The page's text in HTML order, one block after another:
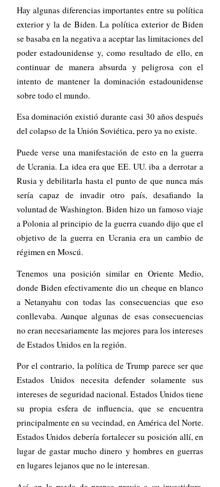
Hay algunas diferencias importantes entre su política
exterior y la de Biden. La política exterior de Biden
se basaba en la negativa a aceptar las limitaciones del
poder estadounidense y, como resultado de ello, en
continuar de manera absurda y peligrosa con el
intento de mantener la dominación estadounidense
sobre todo el mundo.
Esa dominación existió durante casi 30 años después
del colapso de la Unión Soviética, pero ya no existe.
Puede verse una manifestación de esto en la guerra
de Ucrania. La idea era que EE. UU. iba a derrotar a
Rusia y debilitarla hasta el punto de que nunca más
sería capaz de invadir otro país, desafiando la
voluntad de Washington. Biden hizo un famoso viaje
a Polonia al principio de la guerra cuando dijo que el
objetivo de la guerra en Ucrania era un cambio de
régimen en Moscú.
Tenemos una posición similar en Oriente Medio,
donde Biden efectivamente dio un cheque en blanco
a Netanyahu con todas las consecuencias que eso
conllevaba. Aunque algunas de esas consecuencias
no eran necesariamente las mejores para los intereses
de Estados Unidos en la región.
Por el contrario, la política de Trump parece ser que
Estados Unidos necesita defender solamente sus
intereses de seguridad nacional. Estados Unidos tiene
su propia esfera de influencia, que se encuentra
principalmente en su vecindad, en América del Norte.
Estados Unidos debería fortalecer su posición allí, en
lugar de gastar mucho dinero y hombres en guerras
en lugares lejanos que no le interesan.